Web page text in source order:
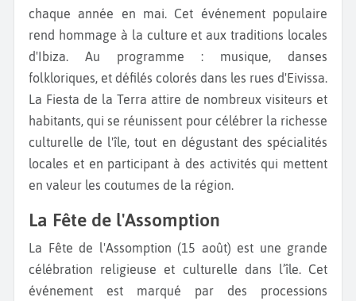
chaque année en mai. Cet événement populaire
rend hommage à la culture et aux traditions locales
d'Ibiza. Au programme : musique, danses
folkloriques, et défilés colorés dans les rues d'Eivissa.
La Fiesta de la Terra attire de nombreux visiteurs et
habitants, qui se réunissent pour célébrer la richesse
culturelle de l'île, tout en dégustant des spécialités
locales et en participant à des activités qui mettent
en valeur les coutumes de la région.
La Fête de l'Assomption
La Fête de l'Assomption (15 août) est une grande
célébration religieuse et culturelle dans l’île. Cet
événement est marqué par des processions